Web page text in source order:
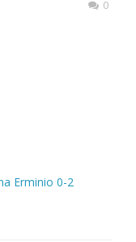
0
Erminio 0-2